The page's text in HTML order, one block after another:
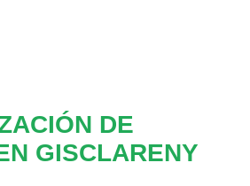
DE
GISCLARENY